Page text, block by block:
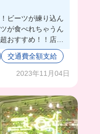
ビーツが練り込ん
が食べれちゃうん
おすすめ！！店内
うよ🎵
交通費全額支給
2023年11月04日